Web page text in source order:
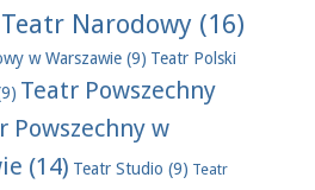
Teatr Narodowy(16)
w Warszawie(9) Teatr Polski
Teatr Powszechny
Powszechny w
(14) Teatr Studio (9) Teatr